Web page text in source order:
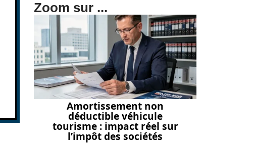
Zoom sur ...
Amortissement non
déductible véhicule
tourisme : impact réel sur
l’impôt des sociétés